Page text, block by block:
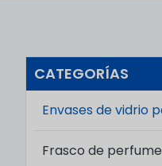
CATEGORÍAS
Envases de vidrio
Frasco de